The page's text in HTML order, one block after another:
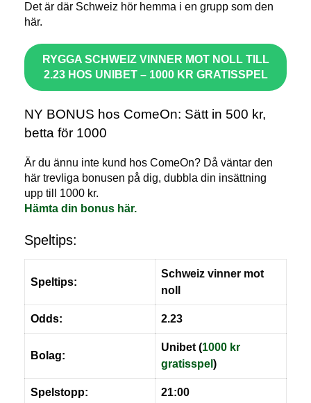
Det är där Schweiz hör hemma i en grupp som den
här.
RYGGA SCHWEIZ VINNER MOT NOLL TILL
2.23 HOS UNIBET – 1000 KR GRATISSPEL
NY BONUS hos ComeOn: Sätt in 500 kr,
betta för 1000
Är du ännu inte kund hos ComeOn? Då väntar den
här trevliga bonusen på dig, dubbla din insättning
upp till 1000 kr.
Hämta din bonus här.
Speltips:
Speltips:
Schweiz vinner mot
noll
Odds: 2.23
Bolag:
Unibet (1000 kr
gratisspel )
Spelstopp: 21:00